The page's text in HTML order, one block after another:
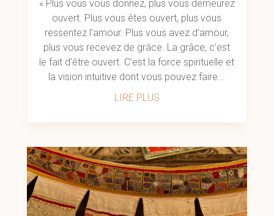
« Plus vous vous donnez, plus vous demeurez
ouvert. Plus vous êtes ouvert, plus vous
ressentez l’amour. Plus vous avez d’amour,
plus vous recevez de grâce. La grâce, c’est
le fait d’être ouvert. C’est la force spirituelle et
la vision intuitive dont vous pouvez faire...
LIRE PLUS